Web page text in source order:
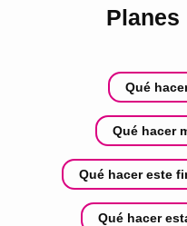
Planes
Qué
Qué hacer
Qué hacer este
Qué hacer